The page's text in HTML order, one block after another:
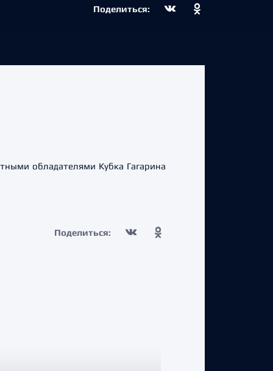
Поделиться:
обладателями Кубка Гагарина
Поделиться: